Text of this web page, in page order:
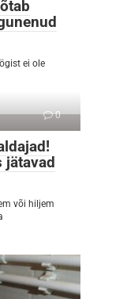
ei ole
0
jätavad
või hiljem